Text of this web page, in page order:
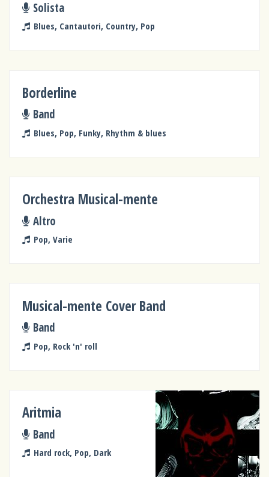
Solista
Blues, Cantautori, Country, Pop
Borderline
Band
Blues, Pop, Funky, Rhythm & blues
Orchestra Musical-mente
Altro
Pop, Varie
Musical-mente Cover Band
Band
Pop, Rock 'n' roll
Aritmia
Band
Hard rock, Pop, Dark